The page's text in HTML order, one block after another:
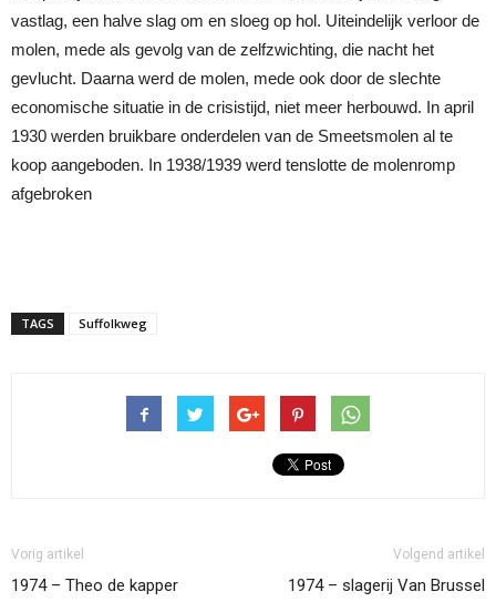
vastlag, een halve slag om en sloeg op hol. Uiteindelijk verloor de
molen, mede als gevolg van de zelfzwichting, die nacht het
gevlucht. Daarna werd de molen, mede ook door de slechte
economische situatie in de crisistijd, niet meer herbouwd. In april
1930 werden bruikbare onderdelen van de Smeetsmolen al te
koop aangeboden. In 1938/1939 werd tenslotte de molenromp
afgebroken
TAGS Suffolkweg
Vorig artikel
1974 – Theo de kapper
Volgend artikel
1974 – slagerij Van Brussel